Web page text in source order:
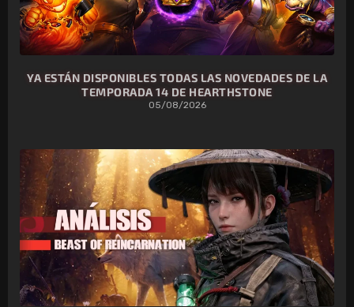
YA ESTÁN DISPONIBLES TODAS LAS NOVEDADES DE LA
TEMPORADA 14 DE HEARTHSTONE
05/08/2026